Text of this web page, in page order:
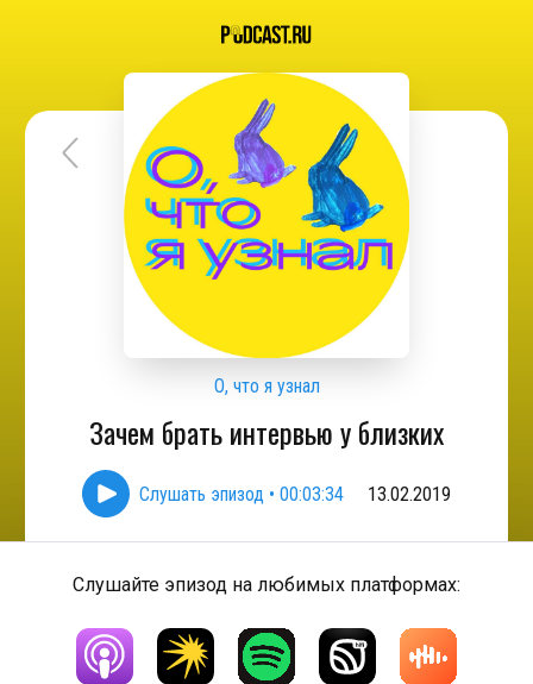
О, что я узнал
Зачем брать интервью у близких
Слушать эпизод • 00:03:34 13.02.2019
Слушайте эпизод на любимых платформах: